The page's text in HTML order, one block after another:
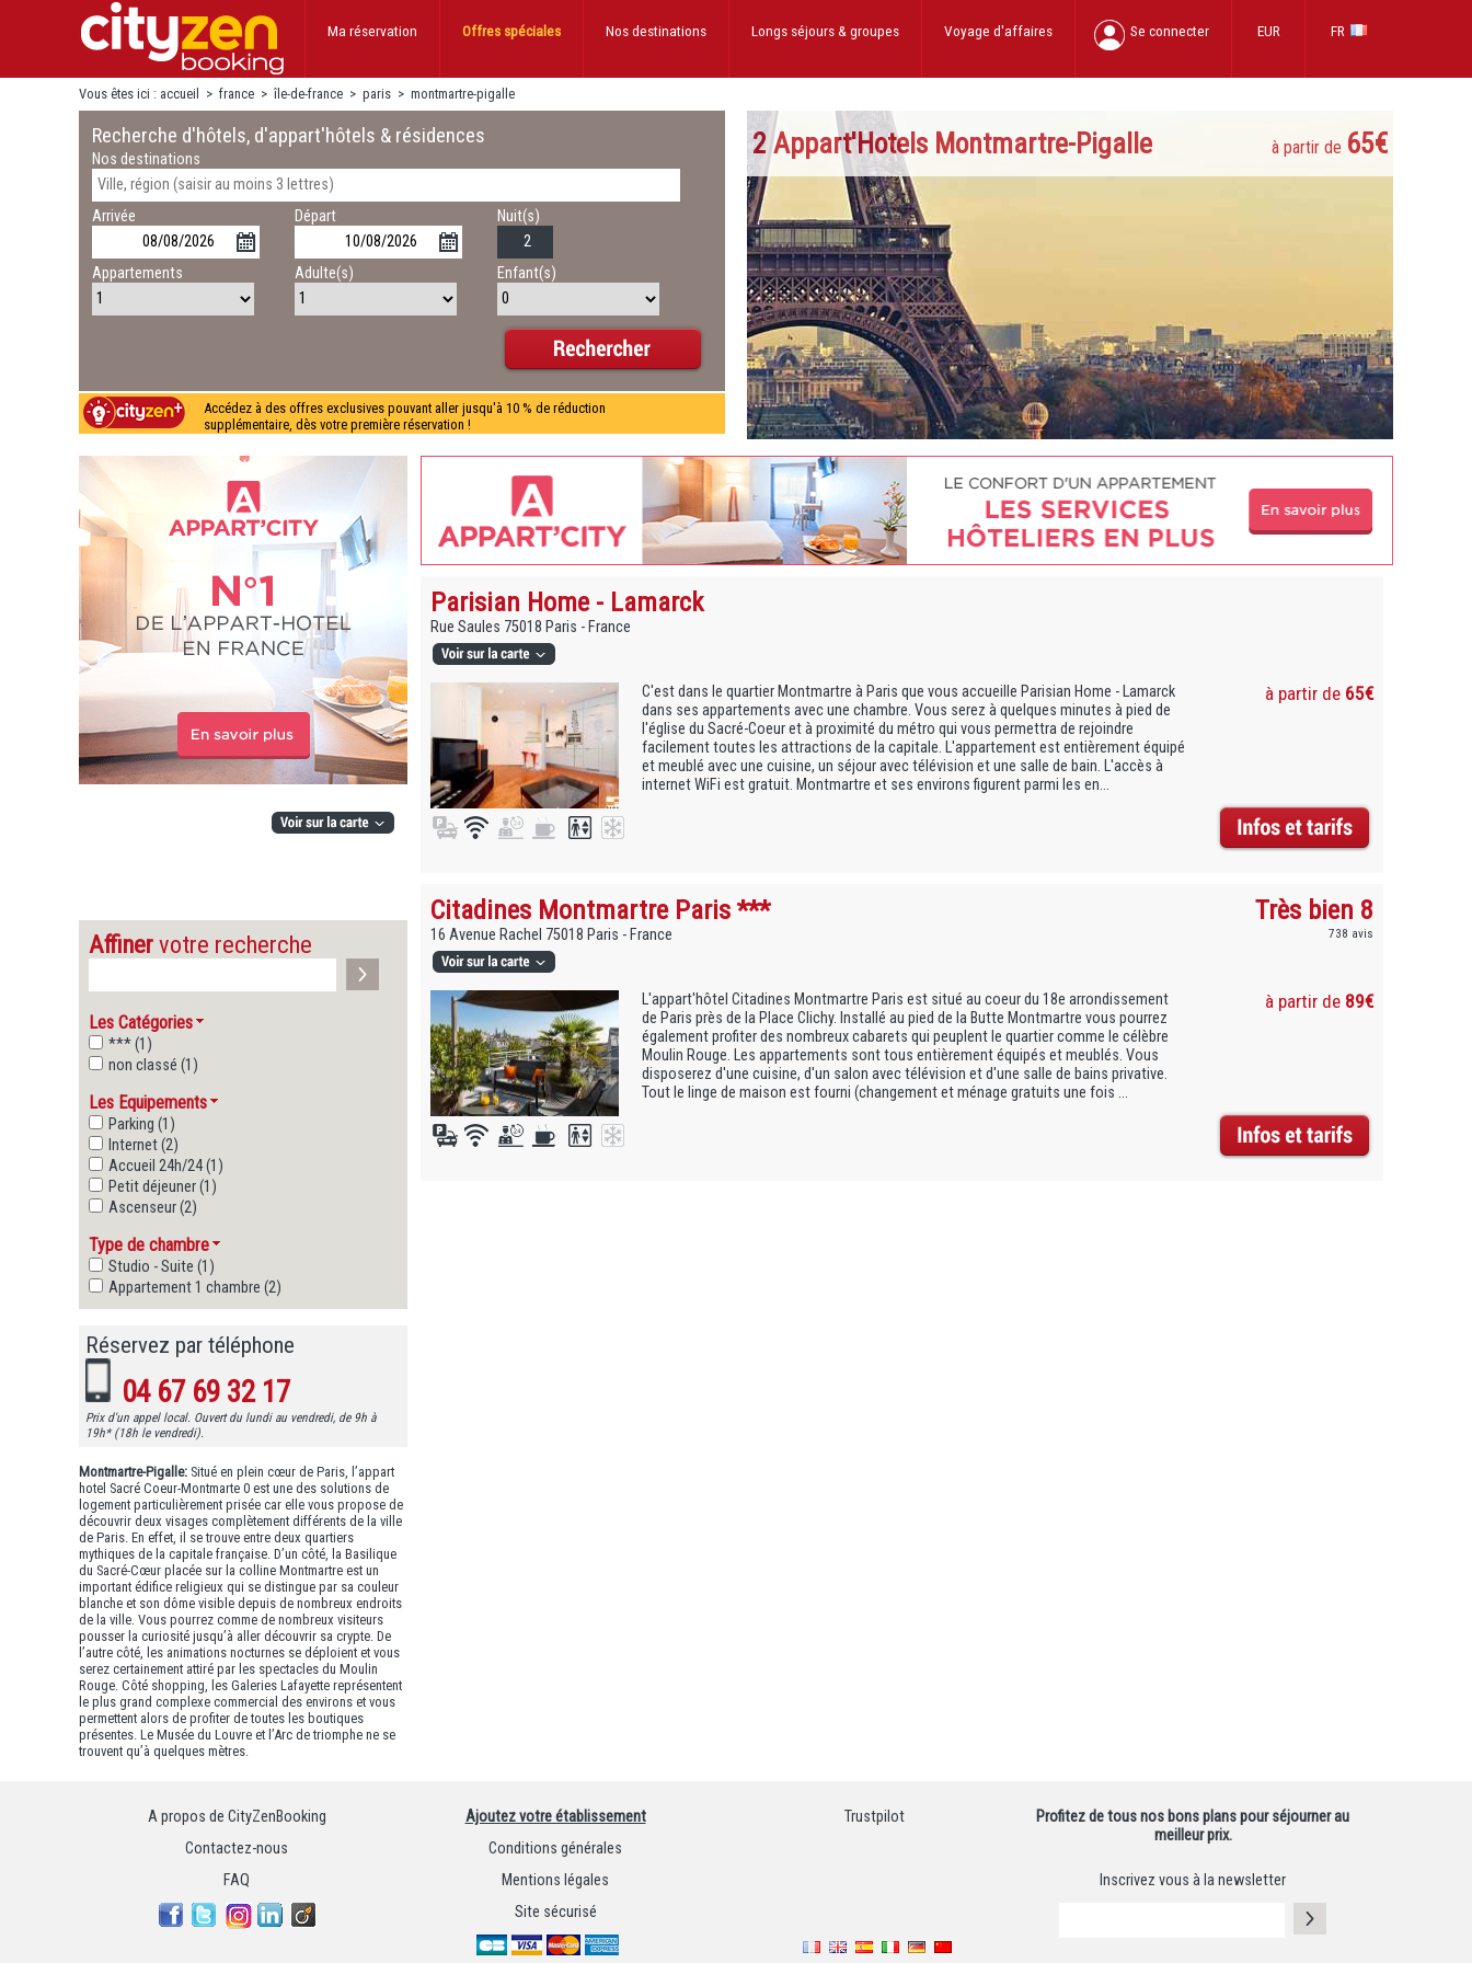
FR
EUR
Se connecter
Voyage d'affaires
Longs séjours& groupes
Nos destinations
Offres spéciales
Ma réservation
Vous êtes ici : accueil > france > île-de-france > paris > montmartre-pigalle
Recherche d'hôtels, d'appart'hôtels & résidences
Nos destinations
Arrivée Départ Nuit(s)
Appartements Adulte(s) Enfant(s)
Accédez à des offres exclusives pouvant aller jusqu'à 10 % de réduction
supplémentaire, dès votre première réservation !
2 Appart'Hotels Montmartre-Pigalle à partir de 65€
Affinervotre recherche
Les Catégories
*** (1)
non classé (1)
Les Equipements
Parking (1)
Internet (2)
Accueil 24h/24 (1)
Petit déjeuner (1)
Ascenseur (2)
Type de chambre
Studio - Suite (1)
Appartement 1 chambre (2)
Réservez par téléphone
04 67 69 32 17
Prix d'un appel local. Ouvert du lundi au vendredi, de 9h à
19h* (18h le vendredi).
Montmartre-Pigalle: Situé en plein cœur de Paris, l’appart
hotel Sacré Coeur-Montmarte 0 est une des solutions de
logement particulièrement prisée car elle vous propose de
découvrir deux visages complètement différents de la ville
de Paris. En effet, il se trouve entre deux quartiers
mythiques de la capitale française. D’un côté, la Basilique
du Sacré-Cœur placée sur la colline Montmartre est un
important édifice religieux qui se distingue par sa couleur
blanche et son dôme visible depuis de nombreux endroits
de la ville. Vous pourrez comme de nombreux visiteurs
pousser la curiosité jusqu’à aller découvrir sa crypte. De
l’autre côté, les animations nocturnes se déploient et vous
serez certainement attiré par les spectacles du Moulin
Rouge. Côté shopping, les Galeries Lafayette représentent
le plus grand complexe commercial des environs et vous
permettent alors de profiter de toutes les boutiques
présentes. Le Musée du Louvre et l’Arc de triomphe ne se
trouvent qu’à quelques mètres.
Parisian Home - Lamarck
Rue Saules 75018 Paris - France
C'est dans le quartier Montmartre à Paris que vous accueille Parisian Home - Lamarck
dans ses appartements avec une chambre. Vous serez à quelques minutes à pied de
l'église du Sacré-Coeur et à proximité du métro qui vous permettra de rejoindre
facilement toutes les attractions de la capitale. L'appartement est entièrement équipé
et meublé avec une cuisine, un séjour avec télévision et une salle de bain. L'accès à
internet WiFi est gratuit. Montmartre et ses environs figurent parmi les en...
à partir de 65€
Citadines Montmartre Paris ***
16 Avenue Rachel 75018 Paris - France
Très bien 8
738 avis
L'appart'hôtel Citadines Montmartre Paris est situé au coeur du 18e arrondissement
de Paris près de la Place Clichy. Installé au pied de la Butte Montmartre vous pourrez
également profiter des nombreux cabarets qui peuplent le quartier comme le célèbre
Moulin Rouge. Les appartements sont tous entièrement équipés et meublés. Vous
disposerez d'une cuisine, d'un salon avec télévision et d'une salle de bains privative.
Tout le linge de maison est fourni (changement et ménage gratuits une fois ...
à partir de 89€
A propos de CityZenBooking
Contactez-nous
FAQ
Ajoutez votre établissement
Conditions générales
Mentions légales
Site sécurisé
Trustpilot
Profitez de tous nos bons plans pour séjourner au
meilleur prix.
Inscrivez vous à la newsletter